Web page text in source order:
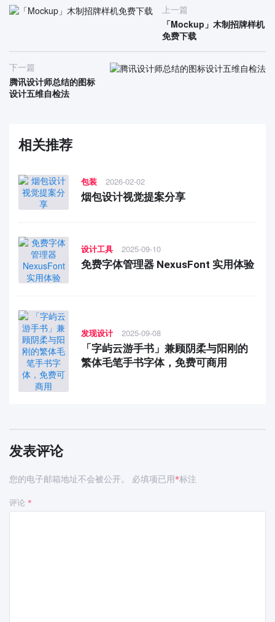
上一篇
「Mockup」木制招牌样机
免费下载
下一篇
腾讯设计师总结的图标
设计五维自检法
相关推荐
包装 2026-02-02
烟包设计视觉提案分享
设计工具 2025-09-10
免费字体管理器 NexusFont 实用体验
发现设计 2025-09-08
「字屿云游手书」兼顾阴柔与阳刚的
繁体毛笔手书字体，免费可商用
发表评论
您的电子邮箱地址不会被公开。 必填项已用*标注
评论 *